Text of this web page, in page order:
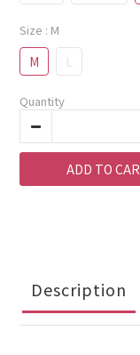
Size : M
M L
Quantity
ADD TO
Description